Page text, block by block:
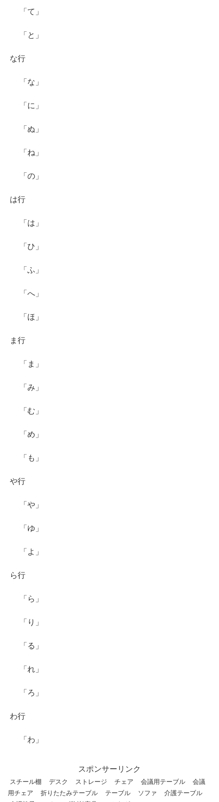
「て」
「と」
な行
「な」
「に」
「ぬ」
「ね」
「の」
は行
「は」
「ひ」
「ふ」
「へ」
「ほ」
ま行
「ま」
「み」
「む」
「め」
「も」
や行
「や」
「ゆ」
「よ」
ら行
「ら」
「り」
「る」
「れ」
「ろ」
わ行
「わ」
スポンサーリンク
スチール棚 デスク ストレージ チェア 会議用テーブル
会議
用チェア
折りたたみテーブル テーブル ソファ
介護テーブル